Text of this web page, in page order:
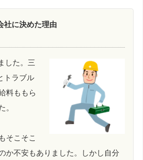
社に決めた理由
した。三
トラブル
料ももら
。
そこそこ
か不安もありました。しかし自分